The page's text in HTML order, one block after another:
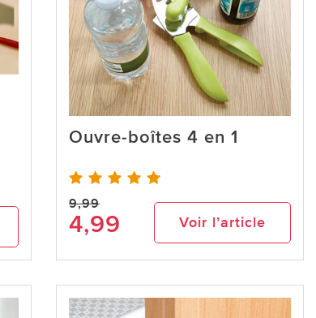
Ouvre-boîtes 4 en 1
9,99
4,99 Voir l’article